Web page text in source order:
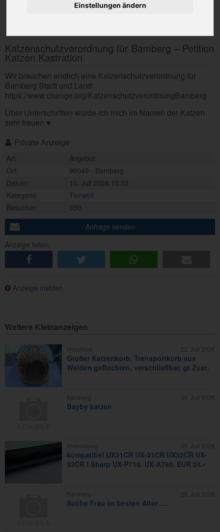
Einstellungen ändern
Katzenschutzverordnung für Bamberg – Petition
Katzen Kastration
Wir brauchen endlich eine Katzenschutzverordnung für
Bamberg Stadt und Land:
https://www.change.org/KatzenschutzverordnungBamberg
Über Unterschriften würde ich mich im Namen der Katzen
sehr freuen ♥
Private Anzeige
Art:
Angebot
Ort:
96049 - Bamberg
Datum:
10. Juli 2026 15:33
Kategorie:
Tierwelt
Besucher:
330
Anfrage senden
Anzeige teilen:
Anzeige melden
Weitere Kleinanzeigen
Großer Katzenkorb, Transportkorb aus
Weiden geflochten, verschließbar, gt Zust.
Bayby katzen
kompatibel UX31CR UX-31CR UX32CR UX-
32CR f.Sharp UX-P710, UX-A760, EUR 24.-
Suche Frau im besten Alter ….